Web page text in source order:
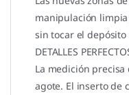
manipulación
sin tocar el
DETALLES
La medición
agote. El inserto de